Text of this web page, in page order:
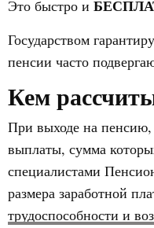
Это быстро и
Государством
пенсии часто
Кем
При выходе на пенсию,
выплаты, сумма
специалистами
размера заработной
трудоспособности и